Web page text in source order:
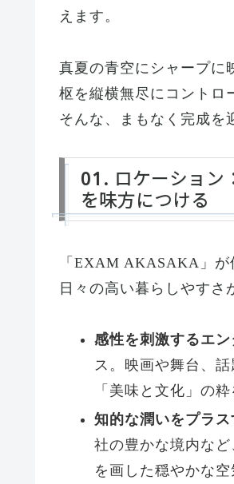
えます。
真夏の青空にシャープに
枢を縦横無尽にコントロ
そんな、まもなく完成を
01. ロケーション
を味方につける
「EXAM AKASAKA」
日々の高い暮らしやすさ
感性を刺激するエン
ス。映画や舞台、
「美味と文化」の
知的な潤いをプラス
社の豊かな境内な
を画した穏やかな